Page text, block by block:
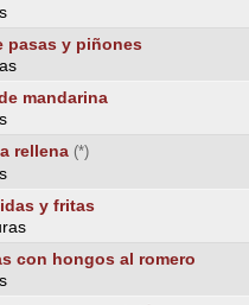
pasas y piñones
mandarina
rellena (*)
y fritas
con hongos al romero